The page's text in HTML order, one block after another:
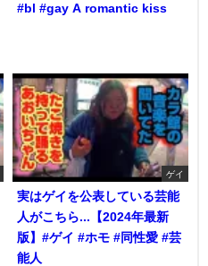
#bl #gay A romantic kiss
ゲイ
実はゲイを公表している芸能
人がこちら...【2024年最新
版】#ゲイ #ホモ #同性愛 #芸
能人